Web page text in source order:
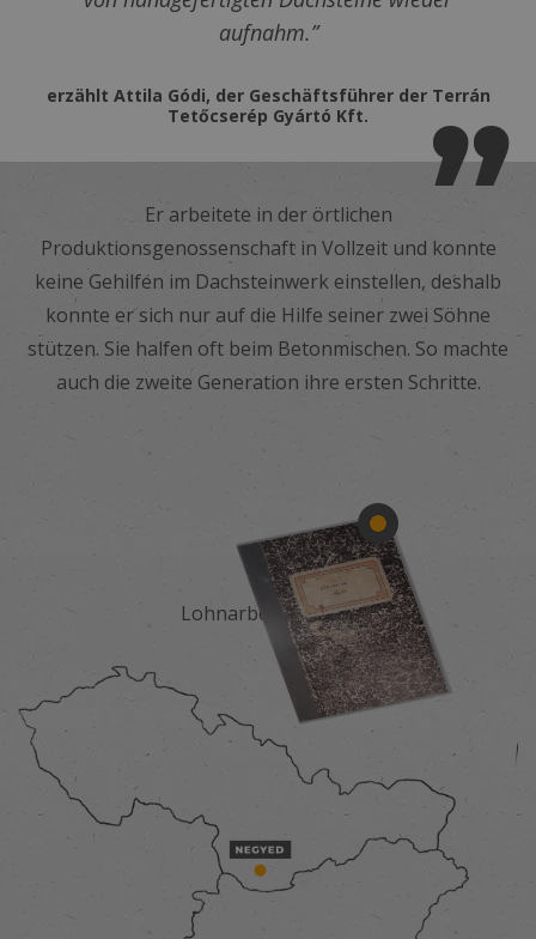
aufnahm.”
erzählt Attila Gódi, der Geschäftsführer der Terrán
Tetőcserép Gyártó Kft.
Er arbeitete in der örtlichen
Produktionsgenossenschaft in Vollzeit und konnte
keine Gehilfen im Dachsteinwerk einstellen, deshalb
konnte er sich nur auf die Hilfe seiner zwei Söhne
stützen. Sie halfen oft beim Betonmischen. So machte
auch die zweite Generation ihre ersten Schritte.
Lohnarbeitsjournal